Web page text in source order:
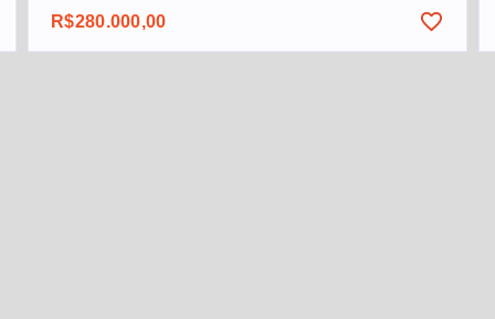
R$280.000,00